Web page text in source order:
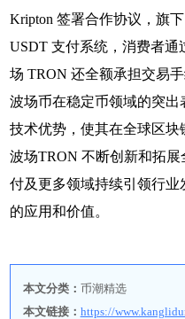
Kripton 签署合作协议，旗
USDT 支付系统，消费者
场 TRON 还全额承担交易
波场币在稳定币领域的突
技术优势，使其在全球区
波场TRON 不断创新和拓
付及更多领域持续引领行
的应用和价值。
本文分类： 币潮精选
本文链接： https://